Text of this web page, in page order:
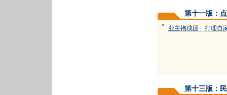
第十一版：
= 业主抱成团 打理自
第十三版：